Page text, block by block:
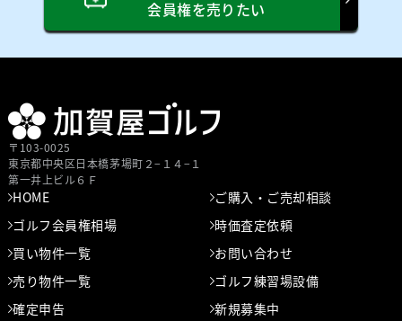
会員権を売りたい
〒103-0025
東京都中央区⽇本橋茅場町２−１４−１
第⼀井上ビル６Ｆ
HOME
ご購入・ご売却相談
ゴルフ会員権相場
時価査定依頼
買い物件一覧
お問い合わせ
売り物件一覧
ゴルフ練習場設備
確定申告
新規募集中